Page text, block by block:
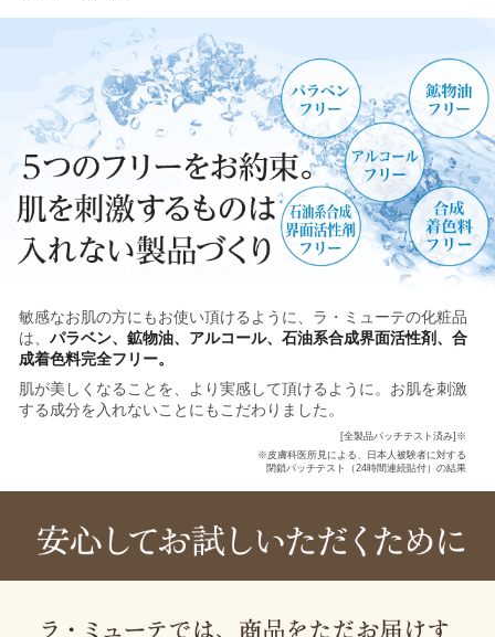
敏感なお肌の方にもお使い頂けるように、ラ・ミューテの化粧品
は、パラベン、鉱物油、アルコール、石油系合成界面活性剤、合
成着色料完全フリー。
肌が美しくなることを、より実感して頂けるように。お肌を刺激
する成分を入れないことにもこだわりました。
[全製品パッチテスト済み] ※
※皮膚科医所見による、日本人被験者に対する
閉鎖パッチテスト（24時間連続貼付）の結果